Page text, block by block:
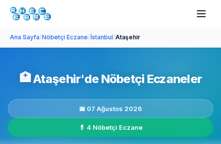
Ana Sayfa/Nöbetçi Eczane/İstanbul/Ataşehir
🏥Ataşehir'de Nöbetçi Eczaneler
📅 07 Ağustos 2026
💊 4 Nöbetçi Eczane